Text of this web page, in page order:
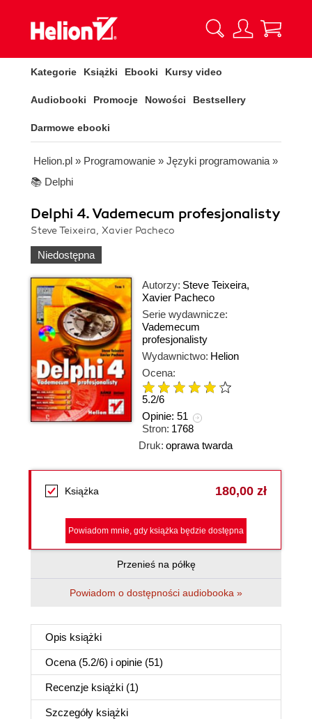
Kategorie Książki Ebooki Kursy video
Audiobooki Promocje Nowości Bestsellery
Darmowe ebooki
Helion.pl » Programowanie » Języki programowania »
📚 Delphi
Delphi 4. Vademecum profesjonalisty
Steve Teixeira, Xavier Pacheco
Niedostępna
Autorzy: Steve Teixeira,
Xavier Pacheco
Serie wydawnicze:
Vademecum
profesjonalisty
Wydawnictwo: Helion
Ocena:
5.2/6
Opinie: 51
Stron: 1768
Druk: oprawa twarda
Książka 180,00 zł
Powiadom mnie, gdy książka będzie dostępna
Przenieś na półkę
Powiadom o dostępności audiobooka »
Opis książki
Ocena (5.2/6) i opinie (51)
Recenzje książki (1)
Szczegóły książki